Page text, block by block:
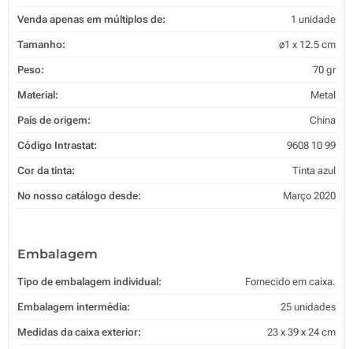
Venda apenas em múltiplos de: 1 unidade
Tamanho: ø1 x 12.5 cm
Peso: 70 gr
Material: Metal
País de origem: China
Código Intrastat: 9608 10 99
Cor da tinta: Tinta azul
No nosso catálogo desde: Março 2020
Embalagem
Tipo de embalagem individual: Fornecido em caixa.
Embalagem intermédia: 25 unidades
Medidas da caixa exterior: 23 x 39 x 24 cm